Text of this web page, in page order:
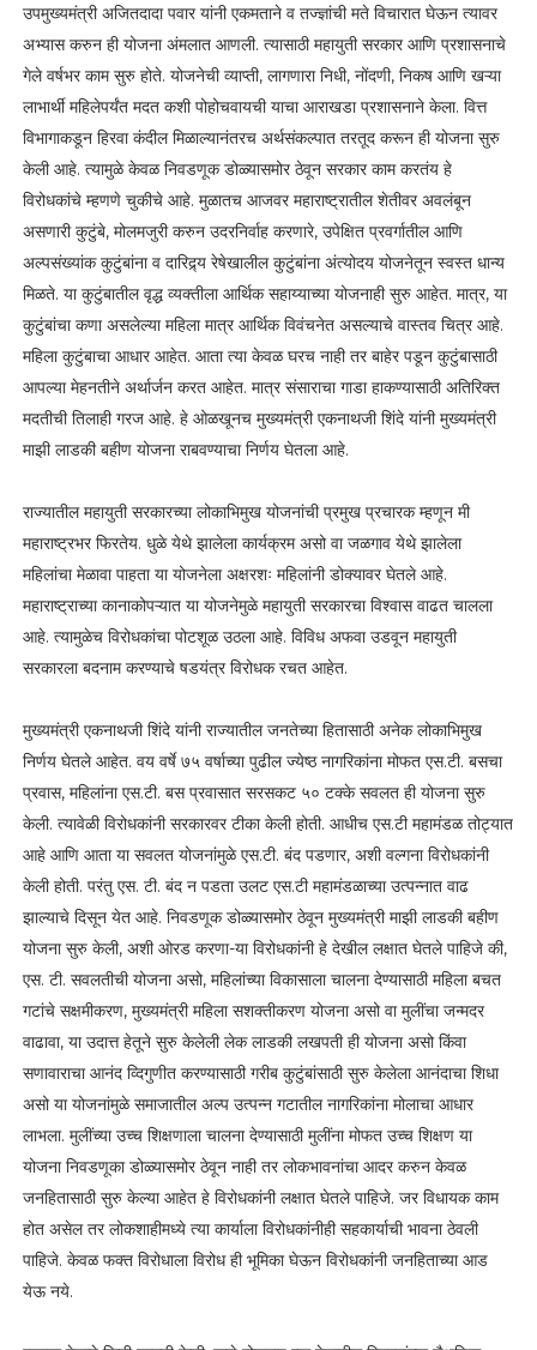
उपमुख्यमंत्री अजितदादा पवार यांनी एकमताने व तज्ज्ञांची मते विचारात घेऊन त्यावर
अभ्यास करुन ही योजना अंमलात आणली. त्यासाठी महायुती सरकार आणि प्रशासनाचे
गेले वर्षभर काम सुरु होते. योजनेची व्याप्ती, लागणारा निधी, नोंदणी, निकष आणि खऱ्या
लाभार्थी महिलेपर्यंत मदत कशी पोहोचवायची याचा आराखडा प्रशासनाने केला. वित्त
विभागाकडून हिरवा कंदील मिळाल्यानंतरच अर्थसंकल्पात तरतूद करून ही योजना सुरु
केली आहे. त्यामुळे केवळ निवडणूक डोळ्यासमोर ठेवून सरकार काम करतंय हे
विरोधकांचे म्हणणे चुकीचे आहे. मुळातच आजवर महाराष्ट्रातील शेतीवर अवलंबून
असणारी कुटुंबे, मोलमजुरी करुन उदरनिर्वाह करणारे, उपेक्षित प्रवर्गातील आणि
अल्पसंख्यांक कुटुंबांना व दारिद्र्य रेषेखालील कुटुंबांना अंत्योदय योजनेतून स्वस्त धान्य
मिळते. या कुटुंबातील वृद्ध व्यक्तीला आर्थिक सहाय्याच्या योजनाही सुरु आहेत. मात्र, या
कुटुंबांचा कणा असलेल्या महिला मात्र आर्थिक विवंचनेत असल्याचे वास्तव चित्र आहे.
महिला कुटुंबाचा आधार आहेत. आता त्या केवळ घरच नाही तर बाहेर पडून कुटुंबासाठी
आपल्या मेहनतीने अर्थार्जन करत आहेत. मात्र संसाराचा गाडा हाकण्यासाठी अतिरिक्त
मदतीची तिलाही गरज आहे. हे ओळखूनच मुख्यमंत्री एकनाथजी शिंदे यांनी मुख्यमंत्री
माझी लाडकी बहीण योजना राबवण्याचा निर्णय घेतला आहे.
राज्यातील महायुती सरकारच्या लोकाभिमुख योजनांची प्रमुख प्रचारक म्हणून मी
महाराष्ट्रभर फिरतेय. धुळे येथे झालेला कार्यक्रम असो वा जळगाव येथे झालेला
महिलांचा मेळावा पाहता या योजनेला अक्षरशः महिलांनी डोक्यावर घेतले आहे.
महाराष्ट्राच्या कानाकोपऱ्यात या योजनेमुळे महायुती सरकारचा विश्वास वाढत चालला
आहे. त्यामुळेच विरोधकांचा पोटशूळ उठला आहे. विविध अफवा उडवून महायुती
सरकारला बदनाम करण्याचे षडयंत्र विरोधक रचत आहेत.
मुख्यमंत्री एकनाथजी शिंदे यांनी राज्यातील जनतेच्या हितासाठी अनेक लोकाभिमुख
निर्णय घेतले आहेत. वय वर्षे ७५ वर्षाच्या पुढील ज्येष्ठ नागरिकांना मोफत एस.टी. बसचा
प्रवास, महिलांना एस.टी. बस प्रवासात सरसकट ५० टक्के सवलत ही योजना सुरु
केली. त्यावेळी विरोधकांनी सरकारवर टीका केली होती. आधीच एस.टी महामंडळ तोट्यात
आहे आणि आता या सवलत योजनांमुळे एस.टी. बंद पडणार, अशी वल्गना विरोधकांनी
केली होती. परंतु एस. टी. बंद न पडता उलट एस.टी महामंडळाच्या उत्पन्नात वाढ
झाल्याचे दिसून येत आहे. निवडणूक डोळ्यासमोर ठेवून मुख्यमंत्री माझी लाडकी बहीण
योजना सुरु केली, अशी ओरड करणा-या विरोधकांनी हे देखील लक्षात घेतले पाहिजे की,
एस. टी. सवलतीची योजना असो, महिलांच्या विकासाला चालना देण्यासाठी महिला बचत
गटांचे सक्षमीकरण, मुख्यमंत्री महिला सशक्तीकरण योजना असो वा मुलींचा जन्मदर
वाढावा, या उदात्त हेतूने सुरु केलेली लेक लाडकी लखपती ही योजना असो किंवा
सणावाराचा आनंद व्दिगुणीत करण्यासाठी गरीब कुटुंबांसाठी सुरु केलेला आनंदाचा शिधा
असो या योजनांमुळे समाजातील अल्प उत्पन्न गटातील नागरिकांना मोलाचा आधार
लाभला. मुलींच्या उच्च शिक्षणाला चालना देण्यासाठी मुलींना मोफत उच्च शिक्षण या
योजना निवडणूका डोळ्यासमोर ठेवून नाही तर लोकभावनांचा आदर करुन केवळ
जनहितासाठी सुरु केल्या आहेत हे विरोधकांनी लक्षात घेतले पाहिजे. जर विधायक काम
होत असेल तर लोकशाहीमध्ये त्या कार्याला विरोधकांनीही सहकार्याची भावना ठेवली
पाहिजे. केवळ फक्त विरोधाला विरोध ही भूमिका घेऊन विरोधकांनी जनहिताच्या आड
येऊ नये.